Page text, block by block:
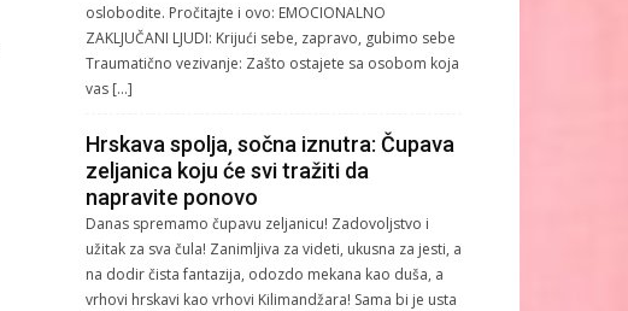
oslobodite. Pročitajte i ovo: EMOCIONALNO
ZAKLJUČANI LJUDI: Krijući sebe, zapravo, gubimo sebe
Traumatično vezivanje: Zašto ostajete sa osobom koja
vas […]
Hrskava spolja, sočna iznutra: Čupava
zeljanica koju će svi tražiti da
napravite ponovo
Danas spremamo čupavu zeljanicu! Zadovoljstvo i
užitak za sva čula! Zanimljiva za videti, ukusna za jesti, a
na dodir čista fantazija, odozdo mekana kao duša, a
vrhovi hrskavi kao vrhovi Kilimandžara! Sama bi je usta